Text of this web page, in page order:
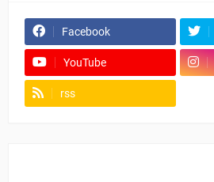
Facebook
YouTube
rss